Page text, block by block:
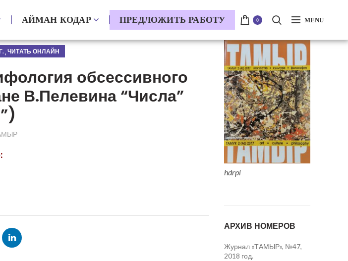
АЙМАН КОДАР ПРЕДЛОЖИТЬ РАБОТУ 0 MENU
, ЧИТАТЬ ОНЛАЙН
обсессивного
В.Пелевина “Числа”
hdrpl
АРХИВ НОМЕРОВ
Журнал «ТАМЫР», №47,
2018 год.